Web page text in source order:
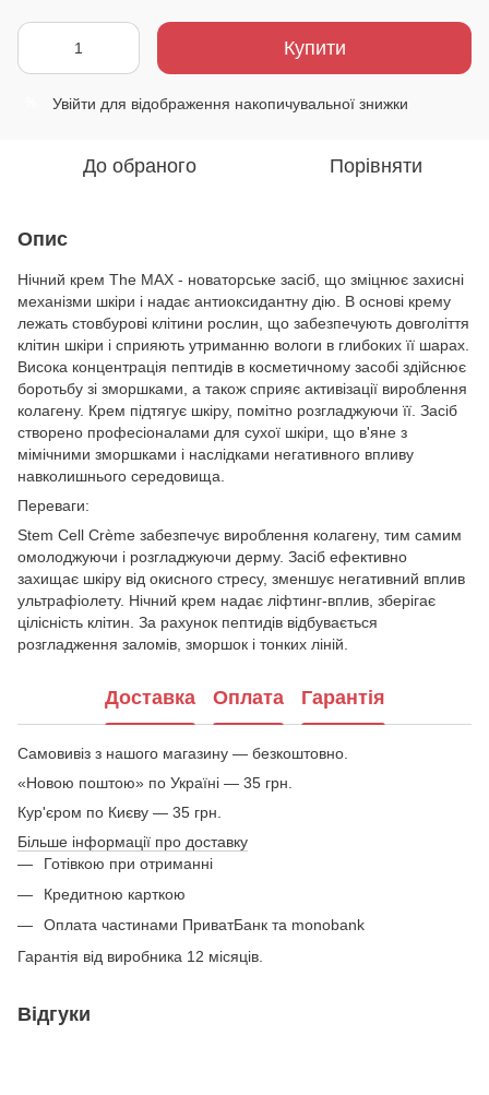
Купити
Увійти для відображення накопичувальної знижки
До обраного Порівняти
Опис
Нічний крем The MAX - новаторське засіб, що зміцнює захисні
механізми шкіри і надає антиоксидантну дію. В основі крему
лежать стовбурові клітини рослин, що забезпечують довголіття
клітин шкіри і сприяють утриманню вологи в глибоких її шарах.
Висока концентрація пептидів в косметичному засобі здійснює
боротьбу зі зморшками, а також сприяє активізації вироблення
колагену. Крем підтягує шкіру, помітно розгладжуючи її. Засіб
створено професіоналами для сухої шкіри, що в'яне з
мімічними зморшками і наслідками негативного впливу
навколишнього середовища.
Переваги:
Stem Cell Crème забезпечує вироблення колагену, тим самим
омолоджуючи і розгладжуючи дерму. Засіб ефективно
захищає шкіру від окисного стресу, зменшує негативний вплив
ультрафіолету. Нічний крем надає ліфтинг-вплив, зберігає
цілісність клітин. За рахунок пептидів відбувається
розгладження заломів, зморшок і тонких ліній.
Доставка Оплата Гарантія
Самовивіз з нашого магазину — безкоштовно.
«Новою поштою» по Україні — 35 грн.
Кур'єром по Києву — 35 грн.
Більше інформації про доставку
Готівкою при отриманні
Кредитною карткою
Оплата частинами ПриватБанк та monobank
Гарантія від виробника 12 місяців.
Відгуки